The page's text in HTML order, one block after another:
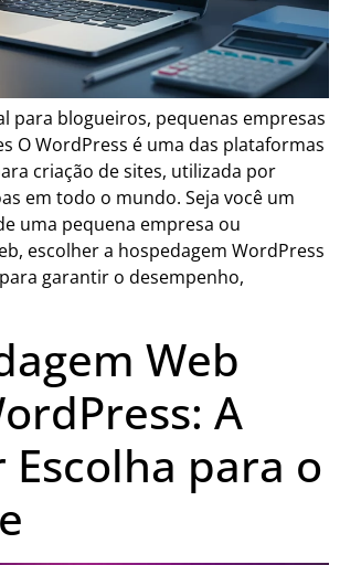
para blogueiros, pequenas empresas
O WordPress é uma das plataformas
criação de sites, utilizada por
em todo o mundo. Seja você um
uma pequena empresa ou
escolher a hospedagem WordPress
garantir o desempenho,
Web
A
para o